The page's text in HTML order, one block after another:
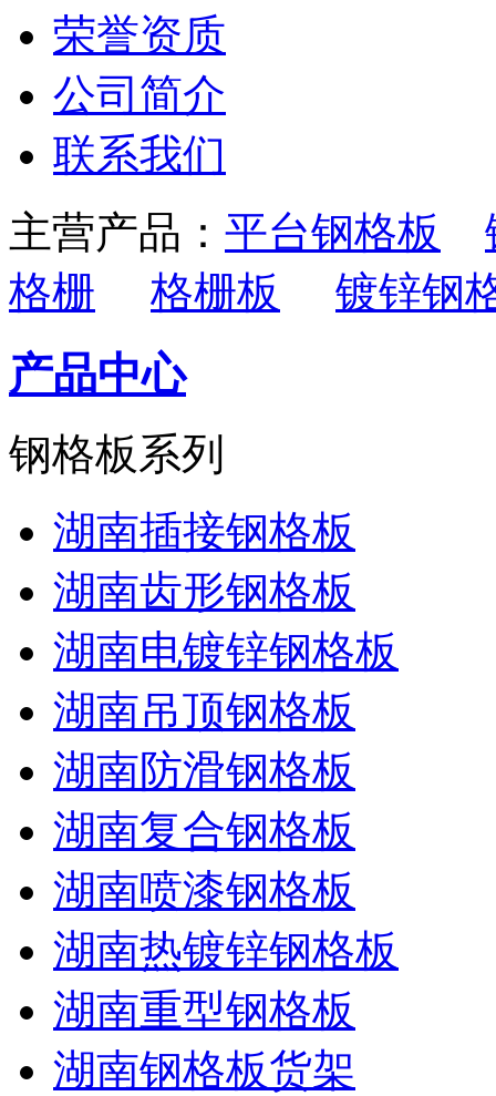
荣誉资质
公司简介
联系我们
主营产品： 平台钢格板
格栅
格栅板 镀锌钢
产品中心
钢格板系列
湖南插接钢格板
湖南齿形钢格板
湖南电镀锌钢格板
湖南吊顶钢格板
湖南防滑钢格板
湖南复合钢格板
湖南喷漆钢格板
湖南热镀锌钢格板
湖南重型钢格板
湖南钢格板货架